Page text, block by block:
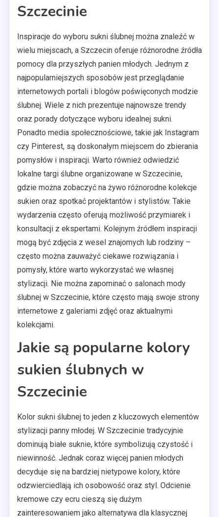
Szczecinie
Inspiracje do wyboru sukni ślubnej można znaleźć w
wielu miejscach, a Szczecin oferuje różnorodne źródła
pomocy dla przyszłych panien młodych. Jednym z
najpopularniejszych sposobów jest przeglądanie
internetowych portali i blogów poświęconych modzie
ślubnej. Wiele z nich prezentuje najnowsze trendy
oraz porady dotyczące wyboru idealnej sukni.
Ponadto media społecznościowe, takie jak Instagram
czy Pinterest, są doskonałym miejscem do zbierania
pomysłów i inspiracji. Warto również odwiedzić
lokalne targi ślubne organizowane w Szczecinie,
gdzie można zobaczyć na żywo różnorodne kolekcje
sukien oraz spotkać projektantów i stylistów. Takie
wydarzenia często oferują możliwość przymiarek i
konsultacji z ekspertami. Kolejnym źródłem inspiracji
mogą być zdjęcia z wesel znajomych lub rodziny –
często można zauważyć ciekawe rozwiązania i
pomysły, które warto wykorzystać we własnej
stylizacji. Nie można zapominać o salonach mody
ślubnej w Szczecinie, które często mają swoje strony
internetowe z galeriami zdjęć oraz aktualnymi
kolekcjami.
Jakie są popularne kolory
sukien ślubnych w
Szczecinie
Kolor sukni ślubnej to jeden z kluczowych elementów
stylizacji panny młodej. W Szczecinie tradycyjnie
dominują białe suknie, które symbolizują czystość i
niewinność. Jednak coraz więcej panien młodych
decyduje się na bardziej nietypowe kolory, które
odzwierciedlają ich osobowość oraz styl. Odcienie
kremowe czy ecru cieszą się dużym
zainteresowaniem jako alternatywa dla klasycznej